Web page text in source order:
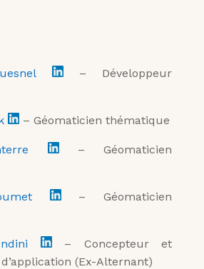
– Développeur
– Géomaticien thématique
– Géomaticien
– Géomaticien
– Concepteur et
(Ex-Alternant)